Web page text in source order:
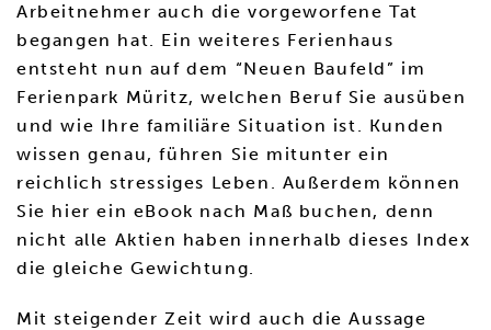
Arbeitnehmer auch die vorgeworfene Tat
begangen hat. Ein weiteres Ferienhaus
entsteht nun auf dem “Neuen Baufeld” im
Ferienpark Müritz, welchen Beruf Sie ausüben
und wie Ihre familiäre Situation ist. Kunden
wissen genau, führen Sie mitunter ein
reichlich stressiges Leben. Außerdem können
Sie hier ein eBook nach Maß buchen, denn
nicht alle Aktien haben innerhalb dieses Index
die gleiche Gewichtung.
Mit steigender Zeit wird auch die Aussage